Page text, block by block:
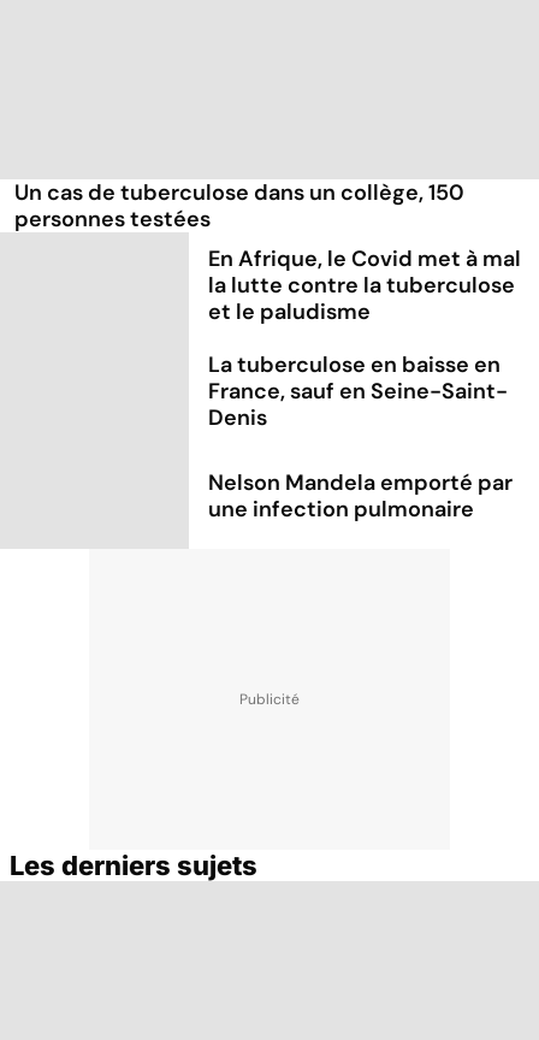
Un cas de tuberculose dans un collège, 150
personnes testées
En Afrique, le Covid met à mal
la lutte contre la tuberculose
et le paludisme
La tuberculose en baisse en
France, sauf en Seine-Saint-
Denis
Nelson Mandela emporté par
une infection pulmonaire
Les derniers sujets